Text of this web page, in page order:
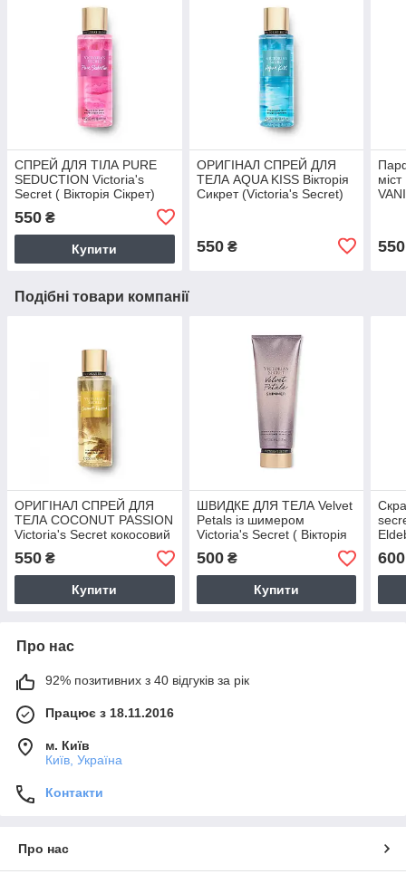
СПРЕЙ ДЛЯ ТІЛА PURE
SEDUCTION Victoria's
Secret ( Вікторія Сікрет)
550 ₴
Купити
ОРИГІНАЛ СПРЕЙ ДЛЯ
ТЕЛА AQUA KISS Вікторія
Сикрет (Victoria's Secret)
550₴ 550
Подібні товари компанії
ОРИГІНАЛ СПРЕЙ ДЛЯ
ТЕЛА COCONUT PASSION
Victoria's Secret кокосовий
550 ₴
Купити
ШВИДКЕ ДЛЯ ТЕЛА Velvet
Petals із шимером
Victoria's Secret ( Вікторія
Сікрет)
500₴
Купити
600
Про нас
92% позитивних з 40 відгуків за рік
Працює з 18.11.2016
м. Київ
Київ, Україна
Контакти
Про нас